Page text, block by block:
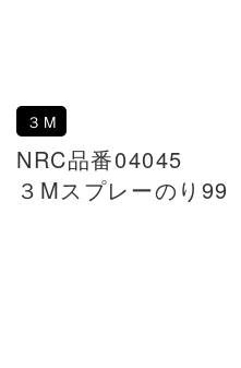
３M
NRC品番04045
３Mスプレーのり99